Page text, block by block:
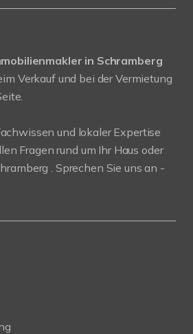
in Schramberg
Verkauf und bei der Vermietung
und lokaler Expertise
Fragen rund um Ihr Haus oder
. Sprechen Sie uns an -